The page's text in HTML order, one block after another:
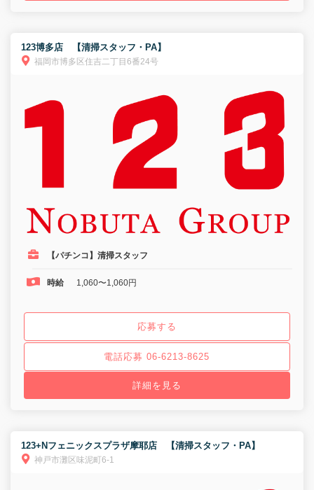
123博多店 【清掃スタッフ・PA】
福岡市博多区住吉二丁目6番24号
【パチンコ】清掃スタッフ
時給 1,060〜1,060円
応募する
電話応募 06-6213-8625
詳細を見る
123+Nフェニックスプラザ摩耶店 【清掃スタッフ・PA】
神戸市灘区味泥町6-1